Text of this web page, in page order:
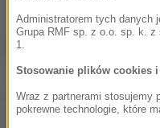
Wyniki
Agnieszka Radwańska
Szwedowa
Administratorem tych danych
Grupa RMF sp. z o.o. sp. k. z
1.
Stosowanie plików cookies
Wraz z partnerami stosujemy
pokrewne technologie, które